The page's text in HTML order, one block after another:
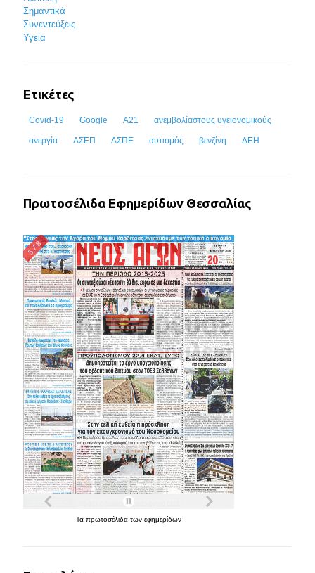
Σημαντικά
Συνεντεύξεις
Υγεία
Ετικέτες
Covid-19 Google Α21 ανεμβολίαστους υγειονομικούς
ανεργία ΑΣΕΠ ΑΣΠΕ αυτισμός βενζίνη ΔΕΗ
Πρωτοσέλιδα Εφημερίδων Θεσσαλίας
Τα πρωτοσέλιδα των εφημερίδων